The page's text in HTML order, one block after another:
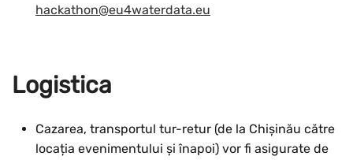
hackathon@eu4waterdata.eu
Logistica
Cazarea, transportul tur-retur (de la Chișinău către
locația evenimentului și înapoi) vor fi asigurate de